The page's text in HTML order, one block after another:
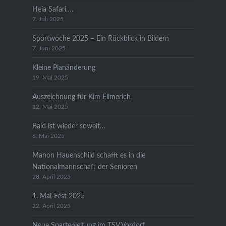
Heia Safari….
7. Juli 2025
Sportwoche 2025 – Ein Rückblick in Bildern
7. Juni 2025
Kleine Planänderung
19. Mai 2025
Auszeichnung für Kim Ellmerich
12. Mai 2025
Bald ist wieder soweit…
6. Mai 2025
Manon Hauenschild schafft es in die
Nationalmannschaft der Senioren
28. April 2025
1. Mai-Fest 2025
22. April 2025